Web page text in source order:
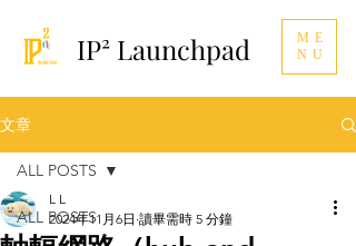
ME
NU
IP² Launchpad
文章
ALL POSTS
ALL POSTS
L L
2024年11月6日 讀畢需時 5 分鐘